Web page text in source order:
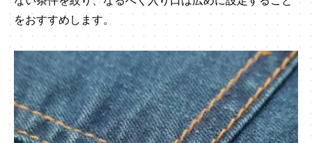
をおすすめします。